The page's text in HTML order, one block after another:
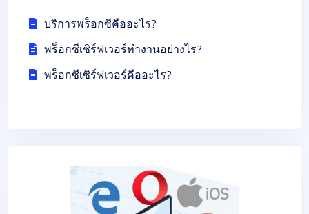
บริการพร็อกซีคืออะไร?
พร็อกซีเซิร์ฟเวอร์ทำงานอย่างไร?
พร็อกซีเซิร์ฟเวอร์คืออะไร?